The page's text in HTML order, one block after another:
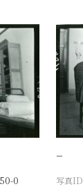
0
−
写真ID